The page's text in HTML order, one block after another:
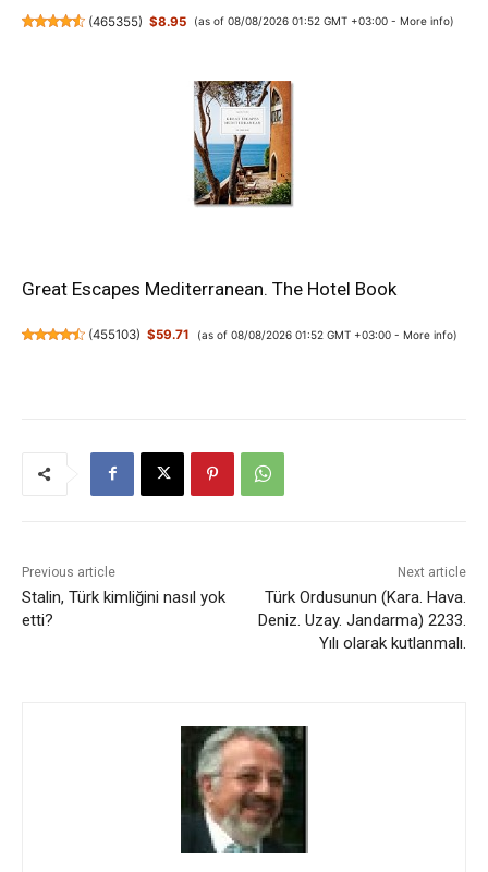
(465355) $8.95 (as of 08/08/2026 01:52 GMT +03:00 - More info)
Great Escapes Mediterranean. The Hotel Book
(455103) $59.71 (as of 08/08/2026 01:52 GMT +03:00 - More info)
Previous article
Stalin, Türk kimliğini nasıl yok
etti?
Next article
Türk Ordusunun (Kara. Hava.
Deniz. Uzay. Jandarma) 2233.
Yılı olarak kutlanmalı.